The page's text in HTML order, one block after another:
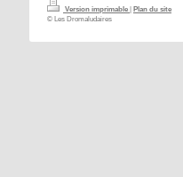
Version imprimable | Plan du site
© Les Dromaludaires